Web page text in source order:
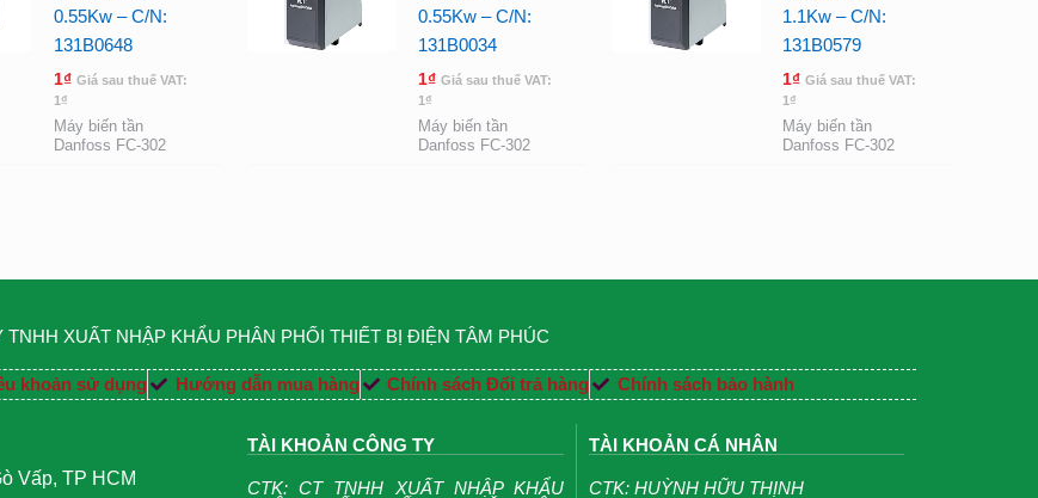
0.55Kw – C/N:
131B0648
1₫ Giá sau thuế VAT:
1 ₫
Máy biến tần
Danfoss FC-302
0.55Kw – C/N:
131B0034
1₫ Giá sau thuế VAT:
1 ₫
Máy biến tần
Danfoss FC-302
1.1Kw – C/N:
131B0579
1₫ Giá sau thuế VAT:
1 ₫
Máy biến tần
Danfoss FC-302
TNHH XUẤT NHẬP KHẨU PHÂN PHỐI THIẾT BỊ ĐIỆN TÂM PHÚC
khoản sử dụng Hướng dẫn mua hàng Chính sách Đổi trả hàng Chính sách bảo hành
Vấp, TP HCM
TÀI KHOẢN CÔNG TY
CTK: CT TNHH XUẤT NHẬP KHẨU
TÀI KHOẢN CÁ NHÂN
CTK: HUỲNH HỮU THỊNH